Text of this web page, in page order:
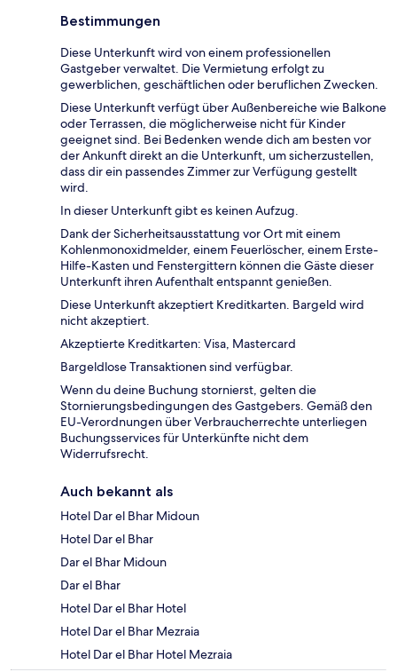
Bestimmungen
Diese Unterkunft wird von einem professionellen
Gastgeber verwaltet. Die Vermietung erfolgt zu
gewerblichen, geschäftlichen oder beruflichen Zwecken.
Diese Unterkunft verfügt über Außenbereiche wie Balkone
oder Terrassen, die möglicherweise nicht für Kinder
geeignet sind. Bei Bedenken wende dich am besten vor
der Ankunft direkt an die Unterkunft, um sicherzustellen,
dass dir ein passendes Zimmer zur Verfügung gestellt
wird.
In dieser Unterkunft gibt es keinen Aufzug.
Dank der Sicherheitsausstattung vor Ort mit einem
Kohlenmonoxidmelder, einem Feuerlöscher, einem Erste-
Hilfe-Kasten und Fenstergittern können die Gäste dieser
Unterkunft ihren Aufenthalt entspannt genießen.
Diese Unterkunft akzeptiert Kreditkarten. Bargeld wird
nicht akzeptiert.
Akzeptierte Kreditkarten: Visa, Mastercard
Bargeldlose Transaktionen sind verfügbar.
Wenn du deine Buchung stornierst, gelten die
Stornierungsbedingungen des Gastgebers. Gemäß den
EU-Verordnungen über Verbraucherrechte unterliegen
Buchungsservices für Unterkünfte nicht dem
Widerrufsrecht.
Auch bekannt als
Hotel Dar el Bhar Midoun
Hotel Dar el Bhar
Dar el Bhar Midoun
Dar el Bhar
Hotel Dar el Bhar Hotel
Hotel Dar el Bhar Mezraia
Hotel Dar el Bhar Hotel Mezraia